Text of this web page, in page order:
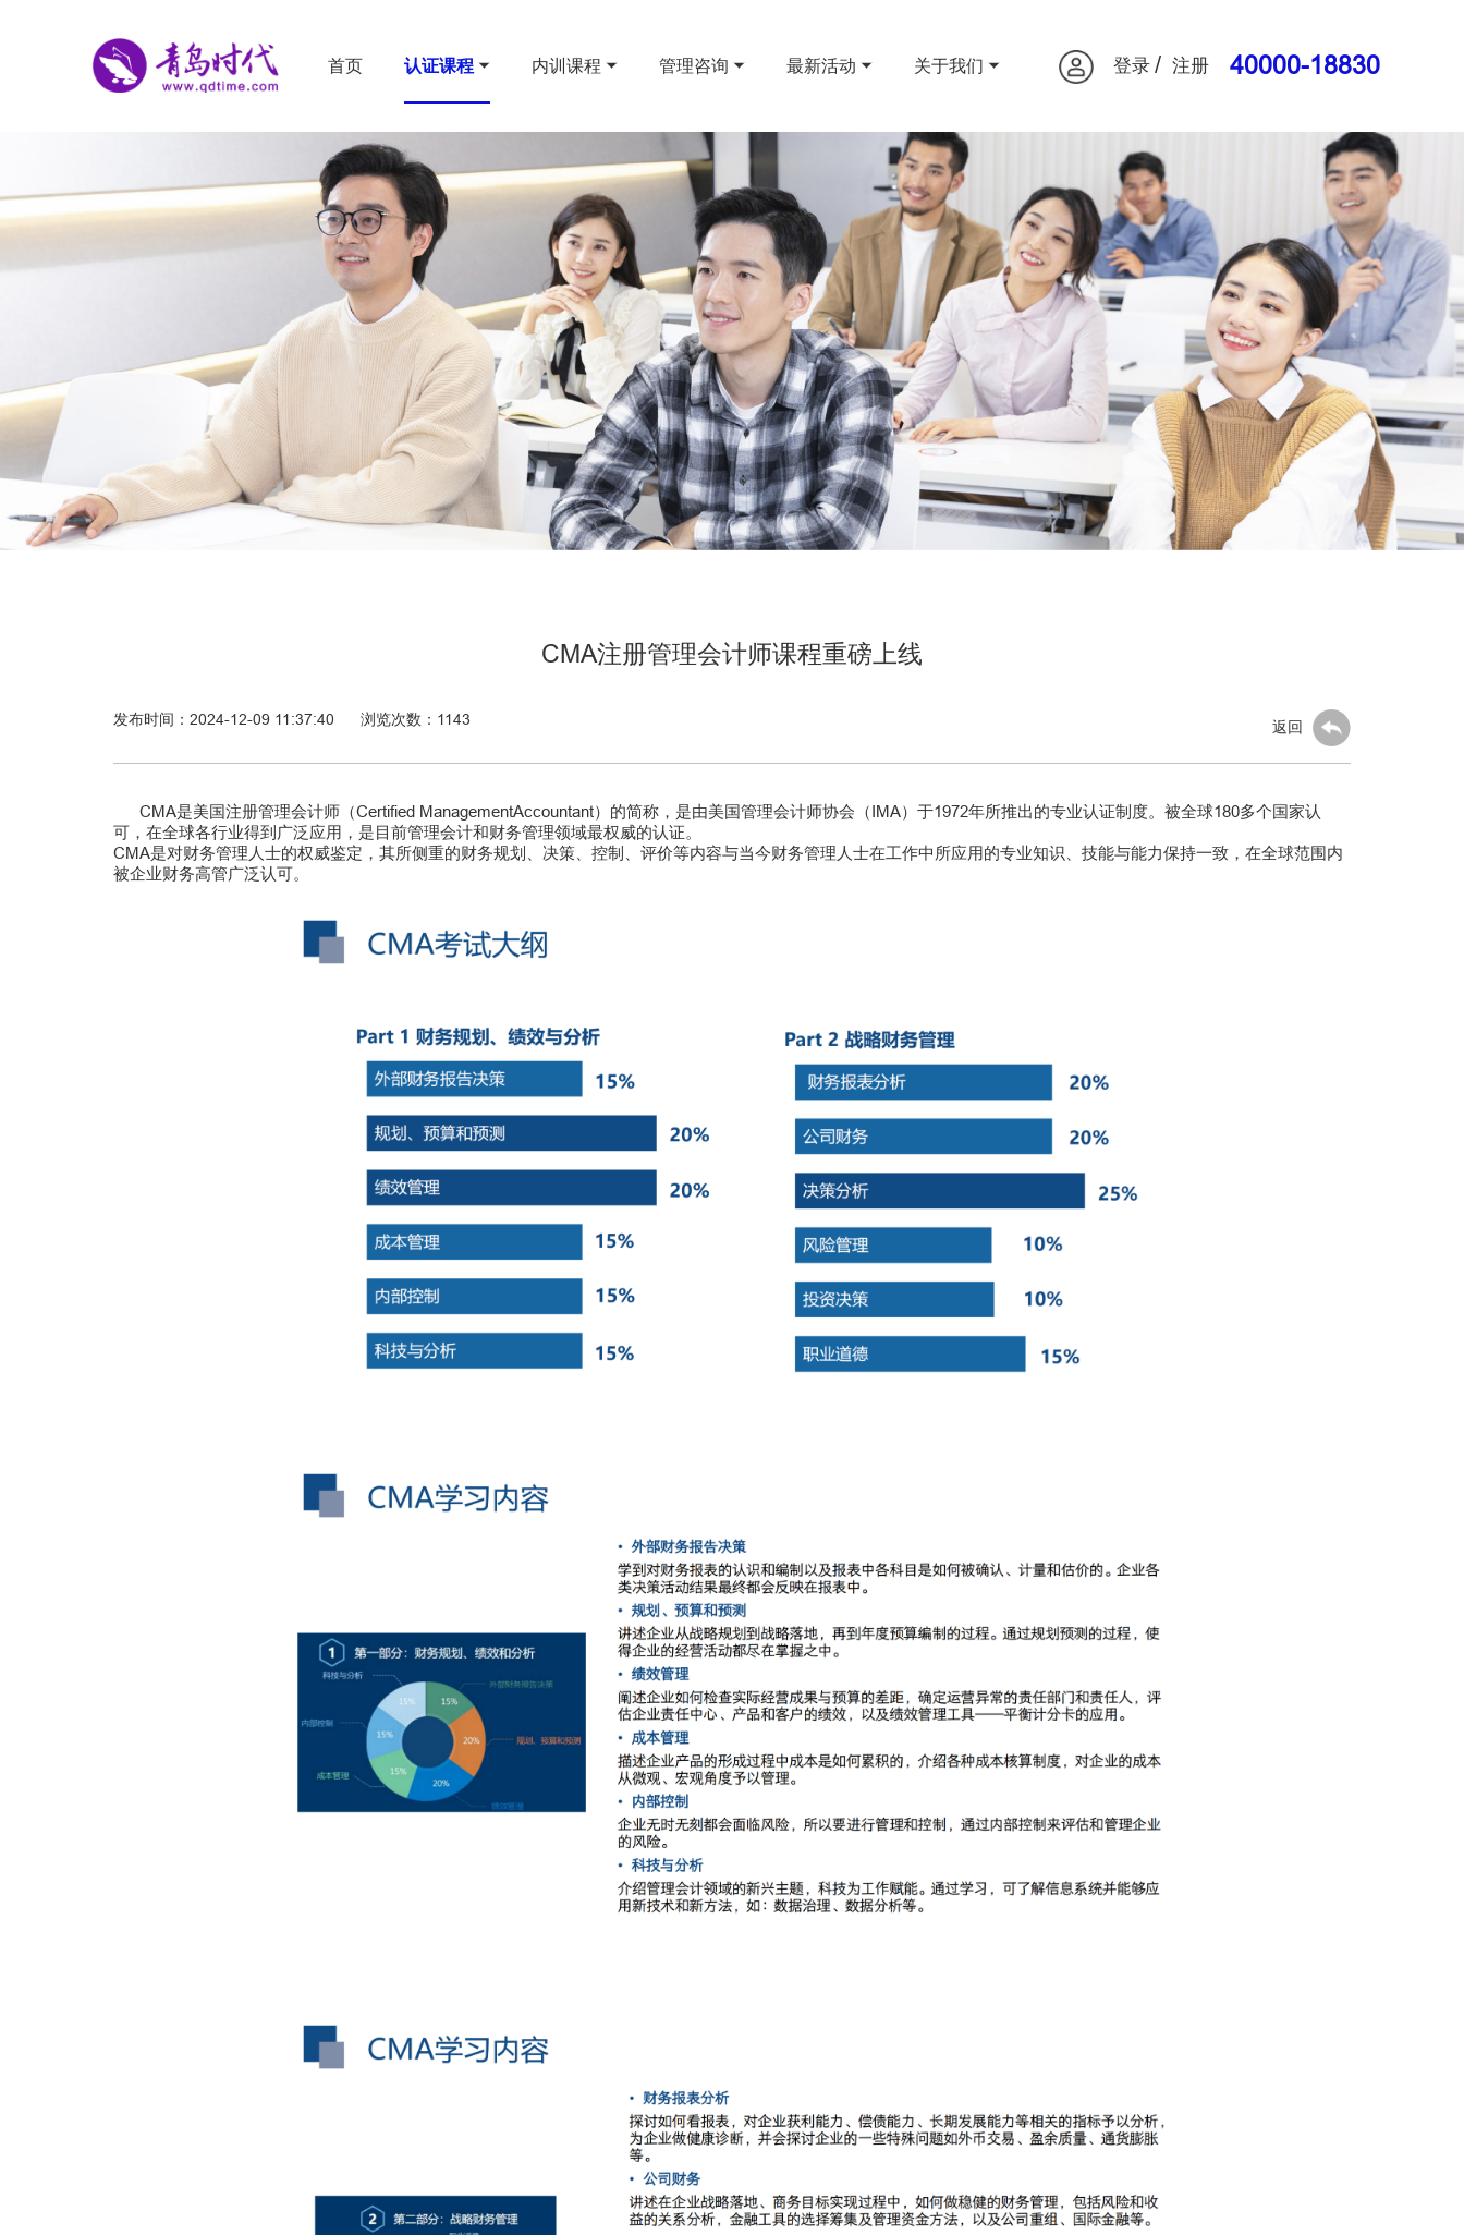
首页 认证课程 内训课程 管理咨询 最新活动 关于我们 登录 / 注册 40000-18830
CMA注册管理会计师课程重磅上线
发布时间：2024-12-09 11:37:40 浏览次数： 1143 返回
CMA是美国注册管理会计师（Certified ManagementAccountant）的简称，是由美国管理会计师协会（IMA）于1972年所推出的专业认证制度。被全球180多个国家认
可，在全球各行业得到广泛应用，是目前管理会计和财务管理领域最权威的认证。
CMA是对财务管理人士的权威鉴定，其所侧重的财务规划、决策、控制、评价等内容与当今财务管理人士在工作中所应用的专业知识、技能与能力保持一致，在全球范围内
被企业财务高管广泛认可。